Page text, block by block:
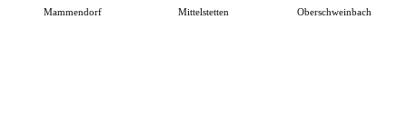
Mammendorf Mittelstetten Oberschweinbach